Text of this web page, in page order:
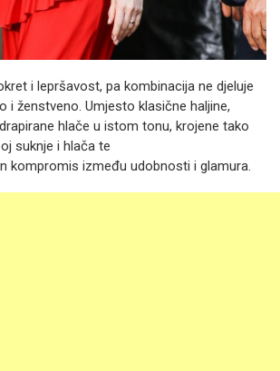
i lepršavost, pa kombinacija ne djeluje
i ženstveno. Umjesto klasične haljine,
hlače u istom tonu, krojene tako
suknje i hlača te
kompromis između udobnosti i glamura.